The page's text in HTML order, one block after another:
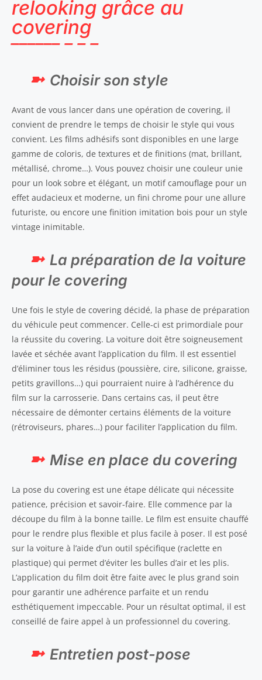
relooking grâce au
covering
Choisir son style
Avant de vous lancer dans une opération de covering, il
convient de prendre le temps de choisir le style qui vous
convient. Les films adhésifs sont disponibles en une large
gamme de coloris, de textures et de finitions (mat, brillant,
métallisé, chrome…). Vous pouvez choisir une couleur unie
pour un look sobre et élégant, un motif camouflage pour un
effet audacieux et moderne, un fini chrome pour une allure
futuriste, ou encore une finition imitation bois pour un style
vintage inimitable.
La préparation de la voiture
pour le covering
Une fois le style de covering décidé, la phase de préparation
du véhicule peut commencer. Celle-ci est primordiale pour
la réussite du covering. La voiture doit être soigneusement
lavée et séchée avant l’application du film. Il est essentiel
d’éliminer tous les résidus (poussière, cire, silicone, graisse,
petits gravillons…) qui pourraient nuire à l’adhérence du
film sur la carrosserie. Dans certains cas, il peut être
nécessaire de démonter certains éléments de la voiture
(rétroviseurs, phares…) pour faciliter l’application du film.
Mise en place du covering
La pose du covering est une étape délicate qui nécessite
patience, précision et savoir-faire. Elle commence par la
découpe du film à la bonne taille. Le film est ensuite chauffé
pour le rendre plus flexible et plus facile à poser. Il est posé
sur la voiture à l’aide d’un outil spécifique (raclette en
plastique) qui permet d’éviter les bulles d’air et les plis.
L’application du film doit être faite avec le plus grand soin
pour garantir une adhérence parfaite et un rendu
esthétiquement impeccable. Pour un résultat optimal, il est
conseillé de faire appel à un professionnel du covering.
Entretien post-pose